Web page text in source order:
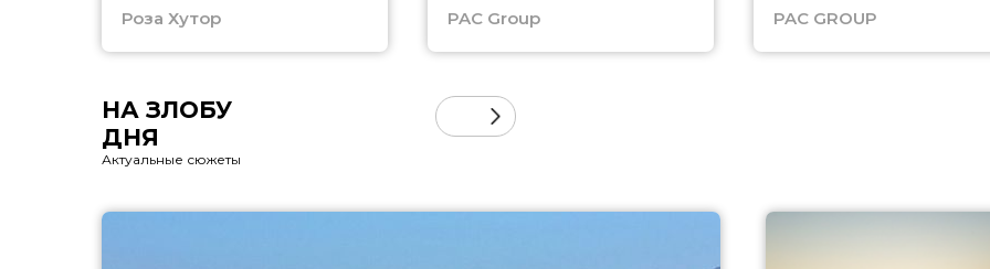
Роза Хутор PAC Group PAC GROUP
НА ЗЛОБУ
ДНЯ
Актуальные сюжеты